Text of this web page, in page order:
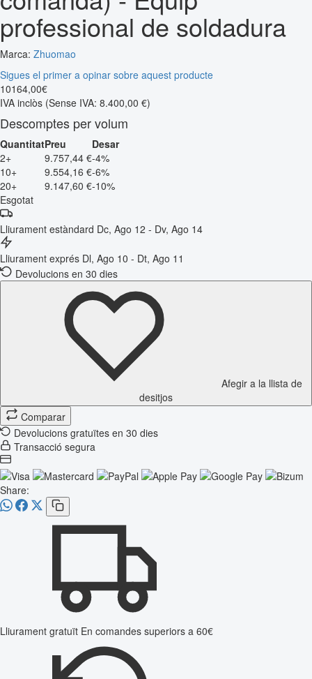
professional de soldadura
Marca: Zhuomao
Sigues el primer a opinar sobre aquest producte
10164,00€
IVA inclòs (Sense IVA: 8.400,00 €)
Descomptes per volum
QuantitatPreu
Desar
2+
9.757,44 €-4%
10+
9.554,16 €-6%
20+
9.147,60 €-10%
Esgotat
Lliurament estàndard Dc, Ago 12 - Dv, Ago 14
Lliurament exprés Dl, Ago 10 - Dt, Ago 11
Devolucions en 30 dies
Afegir a la llista de
desitjos
Comparar
Devolucions gratuïtes en 30 dies
Transacció segura
Share:
Lliurament gratuït En comandes superiors a 60€